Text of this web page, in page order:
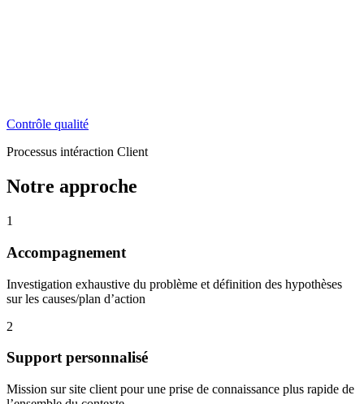
Contrôle qualité
Processus intéraction Client
Notre approche
1
Accompagnement
Investigation exhaustive du problème et définition des hypothèses
sur les causes/plan d’action
2
Support personnalisé
Mission sur site client pour une prise de connaissance plus rapide de